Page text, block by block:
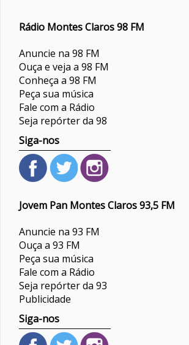
Rádio Montes Claros 98 FM
Anuncie na 98 FM
Ouça e veja a 98 FM
Conheça a 98 FM
Peça sua música
Fale com a Rádio
Seja repórter da 98
Siga-nos
Jovem Pan Montes Claros 93,5 FM
Anuncie na 93 FM
Ouça a 93 FM
Peça sua música
Fale com a Rádio
Seja repórter da 93
Publicidade
Siga-nos